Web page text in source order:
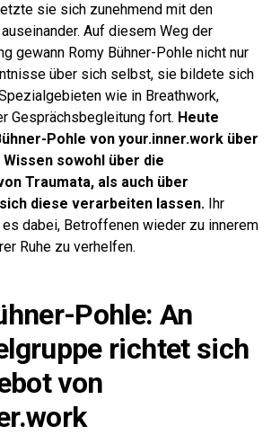
sie sich zunehmend mit den
Auf diesem Weg der
gewann Romy Bühner-Pohle nicht nur
über sich selbst, sie bildete sich
wie in Breathwork,
Gesprächsbegleitung fort. Heute
Pohle von your.inner.work über
sowohl über die
Traumata, als auch über
diese verarbeiten lassen. Ihr
dabei, Betroffenen wieder zu innerem
Ruhe zu verhelfen.
Pohle: An
richtet sich
von